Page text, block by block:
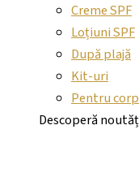
Creme SPF
Loțiuni SPF
După plajă
Kit-uri
Pentru corp
Descoperă